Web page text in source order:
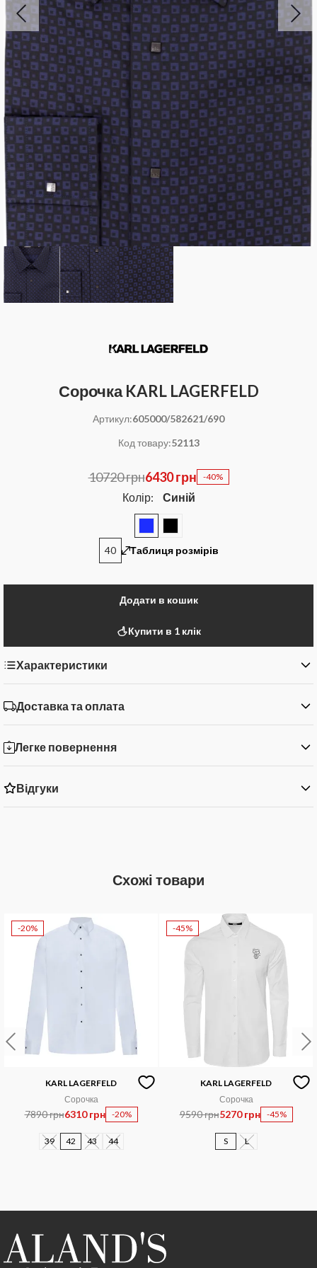
Сорочка KARL LAGERFELD
Артикул:605000/582621/690
Код товару:52113
10720 грн6430 грн -40%
Колір: Синій
40 Таблиця розмірів
Додати в кошик
Купити в 1 клік
Характеристики
Доставка та оплата
Легке повернення
Відгуки
Схожі товари
-20%
KARL LAGERFELD
Сорочка
7890 грн6310 грн -20%
39 42 43 44
-45%
KARL LAGERFELD
Сорочка
9590 грн5270 грн -45%
S L